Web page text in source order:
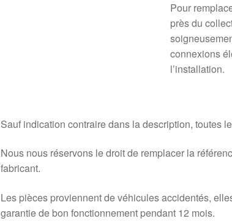
Pour
près du
connexions
l’installation.
Sauf indication contraire dans la description, toutes
Nous nous réservons le droit de remplacer la
fabricant.
Les pièces proviennent de véhicules accidentés,
garantie de bon fonctionnement pendant 12 mois.